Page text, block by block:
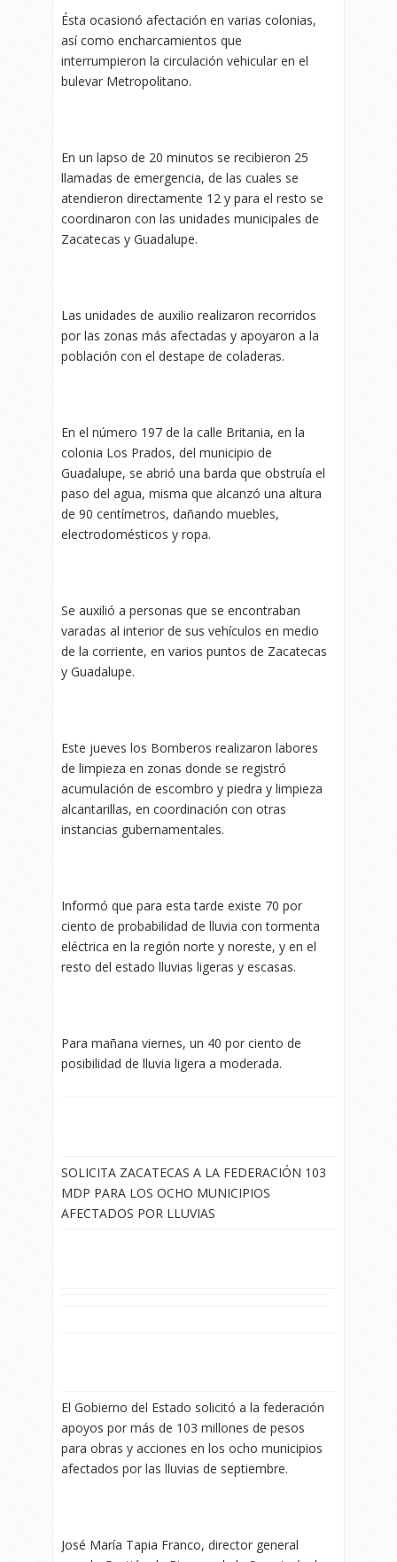
Ésta ocasionó afectación en varias colonias,
así como encharcamientos que
interrumpieron la circulación vehicular en el
bulevar Metropolitano.
En un lapso de 20 minutos se recibieron 25
llamadas de emergencia, de las cuales se
atendieron directamente 12 y para el resto se
coordinaron con las unidades municipales de
Zacatecas y Guadalupe.
Las unidades de auxilio realizaron recorridos
por las zonas más afectadas y apoyaron a la
población con el destape de coladeras.
En el número 197 de la calle Britania, en la
colonia Los Prados, del municipio de
Guadalupe, se abrió una barda que obstruía el
paso del agua, misma que alcanzó una altura
de 90 centímetros, dañando muebles,
electrodomésticos y ropa.
Se auxilió a personas que se encontraban
varadas al interior de sus vehículos en medio
de la corriente, en varios puntos de Zacatecas
y Guadalupe.
Este jueves los Bomberos realizaron labores
de limpieza en zonas donde se registró
acumulación de escombro y piedra y limpieza
alcantarillas, en coordinación con otras
instancias gubernamentales.
Informó que para esta tarde existe 70 por
ciento de probabilidad de lluvia con tormenta
eléctrica en la región norte y noreste, y en el
resto del estado lluvias ligeras y escasas.
Para mañana viernes, un 40 por ciento de
posibilidad de lluvia ligera a moderada.
SOLICITA ZACATECAS A LA FEDERACIÓN 103
MDP PARA LOS OCHO MUNICIPIOS
AFECTADOS POR LLUVIAS
El Gobierno del Estado solicitó a la federación
apoyos por más de 103 millones de pesos
para obras y acciones en los ocho municipios
afectados por las lluvias de septiembre.
José María Tapia Franco, director general